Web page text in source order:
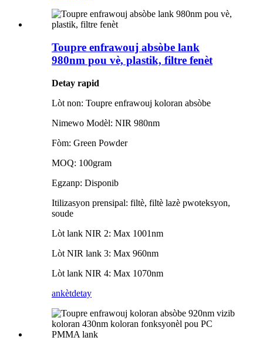
Toupre enfrawouj absòbe lank
980nm pou vè, plastik, filtre fenèt
Detay rapid
Lòt non: Toupre enfrawouj koloran absòbe
Nimewo Modèl: NIR 980nm
Fòm: Green Powder
MOQ: 100gram
Egzanp: Disponib
Itilizasyon prensipal: filtè, filtè lazè pwoteksyon,
soude
Lòt lank NIR 2: Max 1001nm
Lòt NIR lank 3: Max 960nm
Lòt lank NIR 4: Max 1070nm
ankètdetay